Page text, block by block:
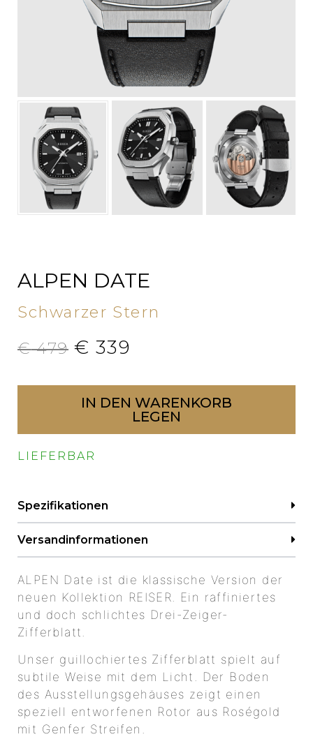
ALPEN DATE
Schwarzer Stern
€479 € 339
IN DEN WARENKORB
LEGEN
LIEFERBAR
Spezifikationen
Versandinformationen
ALPEN Date ist die klassische Version der
neuen Kollektion REISER. Ein raffiniertes
und doch schlichtes Drei-Zeiger-
Zifferblatt.
Unser guillochiertes Zifferblatt spielt auf
subtile Weise mit dem Licht. Der Boden
des Ausstellungsgehäuses zeigt einen
speziell entworfenen Rotor aus Roségold
mit Genfer Streifen.